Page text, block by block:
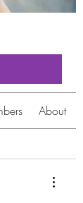
About